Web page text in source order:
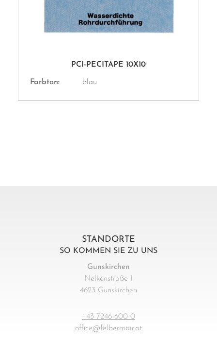
PCI-PECITAPE 10X10
Farbton: blau
STANDORTE
SO KOMMEN SIE ZU UNS
Gunskirchen
Nelkenstraße 1
4623 Gunskirchen
+43 7246-600-0
office@felbermair.at